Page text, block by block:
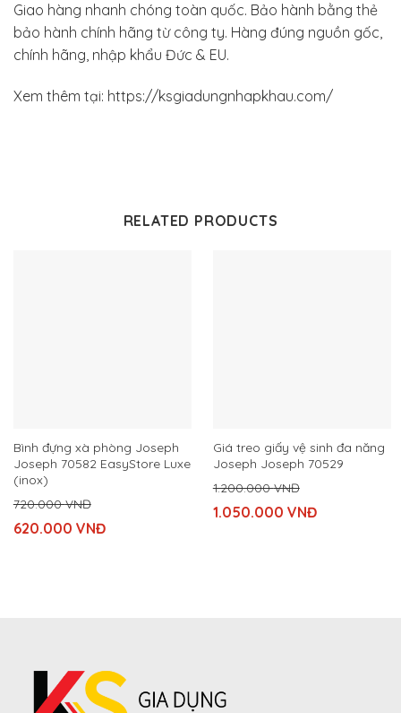
Giao hàng nhanh chóng toàn quốc. Bảo hành bằng thẻ
bảo hành chính hãng từ công ty. Hàng đúng nguồn gốc,
chính hãng, nhập khẩu Đức & EU.
Xem thêm tại: https://ksgiadungnhapkhau.com/
RELATED PRODUCTS
Bình đựng xà phòng Joseph
Joseph 70582 EasyStore Luxe
(inox)
720.000VNĐ
Original
620.000 VNĐ
Giá treo giấy vệ sinh đa năng
Joseph Joseph 70529
1.200.000VNĐ
Original
1.050.000 VNĐ